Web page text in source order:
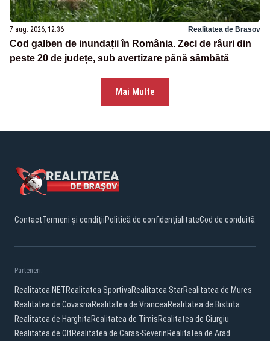
7 aug. 2026, 12:36 Realitatea de Brasov
Cod galben de inundații în România. Zeci de râuri din
peste 20 de județe, sub avertizare până sâmbătă
Mai Multe
ContactTermeni și condițiiPolitică de confidențialitateCod de conduită
Parteneri:
Realitatea.NETRealitatea SportivaRealitatea StarRealitatea de Mures
Realitatea de CovasnaRealitatea de VranceaRealitatea de Bistrita
Realitatea de HarghitaRealitatea de TimisRealitatea de Giurgiu
Realitatea de OltRealitatea de Caras-SeverinRealitatea de Arad